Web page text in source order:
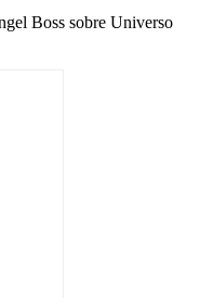
Boss sobre Universo